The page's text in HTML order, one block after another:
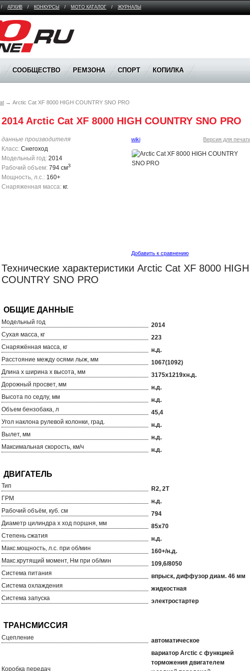
/ АРХИВ / КОНКУРСЫ / МОТО КАТАЛОГ / ЖУРНАЛЫ
СООБЩЕСТВО РЕМЗОНА СПОРТ КОПИЛКА
→ Arctic Cat XF 8000 HIGH COUNTRY SNO PRO
2014 Arctic Cat XF 8000 HIGH COUNTRY SNO PRO
данные производителя
Класс: Снегоход
Модельный год: 2014
Рабочий объем: 794 см3
Мощность, л.с.: 160+
Снаряженная масса: кг.
wiki Версия для
Добавить к сравнению
Технические характеристики Arctic Cat XF 8000 HIGH
COUNTRY SNO PRO
Модельный год
2014
Сухая масса, кг
223
Снаряжённая масса, кг
н.д.
Расстояние между осями лыж, мм
1067(1092)
Длина х ширина х высота, мм
3175х1219хн.д.
Дорожный просвет, мм
н.д.
Высота по седлу, мм
н.д.
Объем бензобака, л
45,4
Угол наклона рулевой колонки, град.
н.д.
Вылет, мм
н.д.
Максимальная скорость, км/ч
н.д.
Тип
R2, 2T
ГРМ
н.д.
Рабочий объём, куб. см
794
Диаметр цилиндра х ход поршня, мм
85х70
Степень сжатия
н.д.
Макс.мощность, л.с. при об/мин
160+/н.д.
Макс.крутящий момент, Нм при об/мин
109,6/8050
Система питания
впрыск, диффузор диам. 46 мм
Система охлаждения
жидкостная
Система запуска
электростартер
Сцепление автоматическое
Коробка передач
вариатор Arctic с функцией
торможения двигателем